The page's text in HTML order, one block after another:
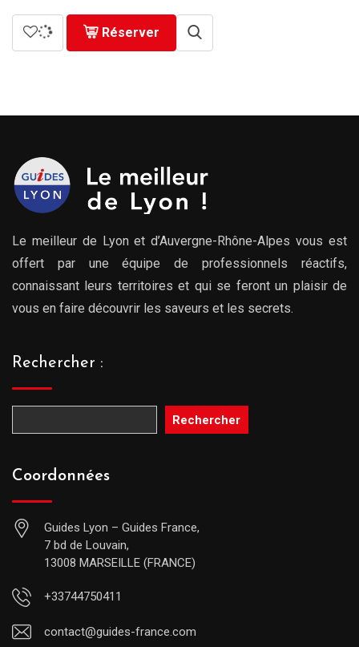
Réserver
Le meilleur de Lyon et d’Auvergne-Rhône-Alpes vous est
offert par une équipe de professionnels réactifs,
connaissant leurs territoires et qui se feront un plaisir de
vous en faire découvrir les saveurs et les secrets.
Rechercher :
Rechercher
Coordonnées
Guides Lyon – Guides France,
7 bd de Louvain,
13008 MARSEILLE (FRANCE)
+33744750411
contact@guides-france.com